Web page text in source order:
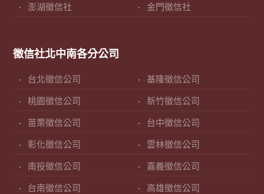
澎湖徵信社 金門徵信社
徵信社北中南各分公司
台北徵信公司 基隆徵信公司
桃園徵信公司 新竹徵信公司
苗栗徵信公司 台中徵信公司
彰化徵信公司 雲林徵信公司
南投徵信公司 嘉義徵信公司
台南徵信公司 高雄徵信公司